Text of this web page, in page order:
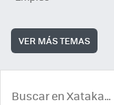
VER MÁS TEMAS